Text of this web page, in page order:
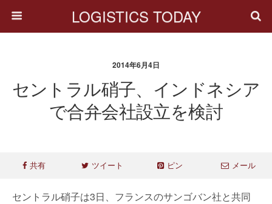
LOGISTICS TODAY
2014年6月4日
セントラル硝子、インドネシア
で合弁会社設立を検討
共有 ツイート ピン メール
セントラル硝子は3日、フランスのサンゴバン社と共同